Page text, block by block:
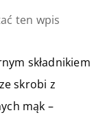
ten wpis
składnikiem
skrobi z
mąk –